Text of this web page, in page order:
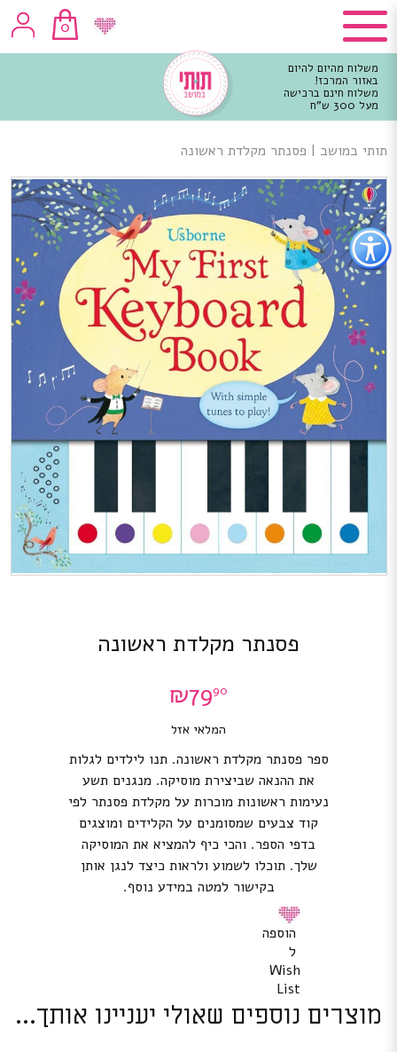
כפתור
לפתיחת
תפריט
נגישות
0
משלוח מהיום להיום
באזור המרכז!
משלוח חינם ברכישה
מעל 300 ש"ח
מרכזי
תותי במושב | פסנתר מקלדת ראשונה
פסנתר מקלדת ראשונה
₪7990
המלאי אזל
ספר פסנתר מקלדת ראשונה. תנו לילדים לגלות
את ההנאה שביצירת מוסיקה. מנגנים תשע
נעימות ראשונות מוכרות על מקלדת פסנתר לפי
קוד צבעים שמסומנים על הקלידים ומוצגים
בדפי הספר. והכי כיף להמציא את המוסיקה
שלך. תוכלו לשמוע ולראות כיצד לנגן אותן
בקישור למטה במידע נוסף.
הוספה
ל
Wish
List
מוצרים נוספים שאולי יעניינו אותך...